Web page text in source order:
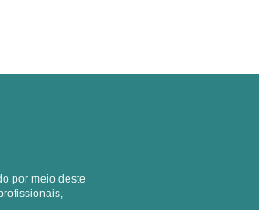
por meio deste